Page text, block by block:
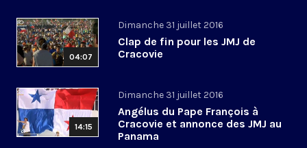
04:07
Dimanche 31 juillet 2016
Clap de fin pour les JMJ de
Cracovie
14:15
Dimanche 31 juillet 2016
Angélus du Pape François à
Cracovie et annonce des JMJ au
Panama